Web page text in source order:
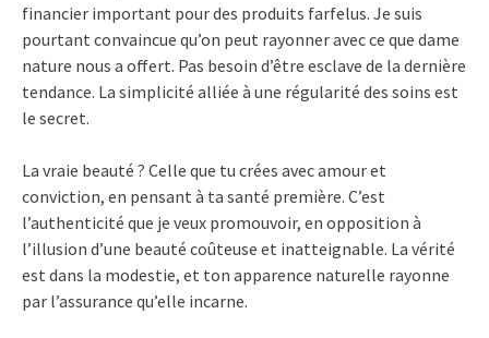
financier important pour des produits farfelus. Je suis
pourtant convaincue qu’on peut rayonner avec ce que dame
nature nous a offert. Pas besoin d’être esclave de la dernière
tendance. La simplicité alliée à une régularité des soins est
le secret.
La vraie beauté ? Celle que tu crées avec amour et
conviction, en pensant à ta santé première. C’est
l’authenticité que je veux promouvoir, en opposition à
l’illusion d’une beauté coûteuse et inatteignable. La vérité
est dans la modestie, et ton apparence naturelle rayonne
par l’assurance qu’elle incarne.